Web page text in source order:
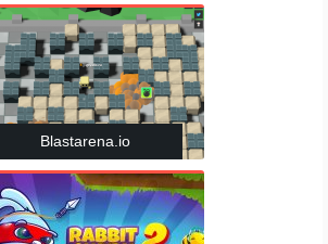
Blastarena.io